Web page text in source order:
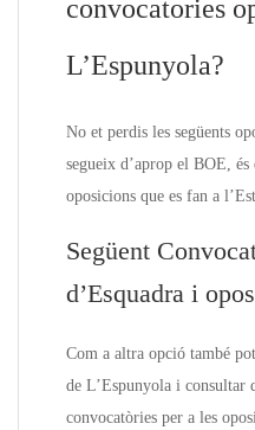
convocatories
L’Espunyola?
No et perdis les següents
segueix d’aprop el BOE,
oposicions que es fan a
Següent
d’Esquadra i
Com a altra opció també
de L’Espunyola i consultar
convocatòries per a les